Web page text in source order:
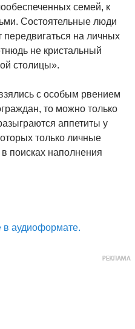
семей, к
Состоятельные люди
передвигаться на личных
не кристальный
столицы».
с особым рвением
то можно только
аппетиты у
только личные
поисках наполнения
аудиоформате.